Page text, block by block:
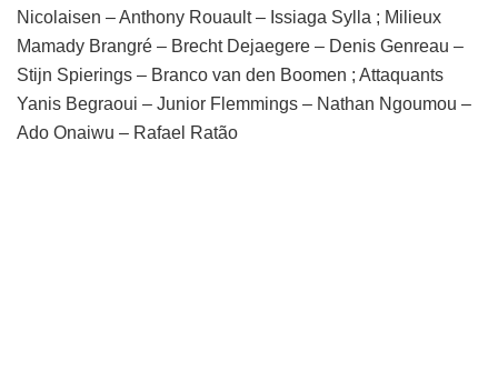
Nicolaisen – Anthony Rouault – Issiaga Sylla ; Milieux
Mamady Brangré – Brecht Dejaegere – Denis Genreau –
Stijn Spierings – Branco van den Boomen ; Attaquants
Yanis Begraoui – Junior Flemmings – Nathan Ngoumou –
Ado Onaiwu – Rafael Ratão